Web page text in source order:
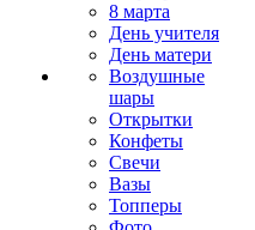
8 марта
День учителя
День матери
Воздушные
шары
Открытки
Конфеты
Свечи
Вазы
Топперы